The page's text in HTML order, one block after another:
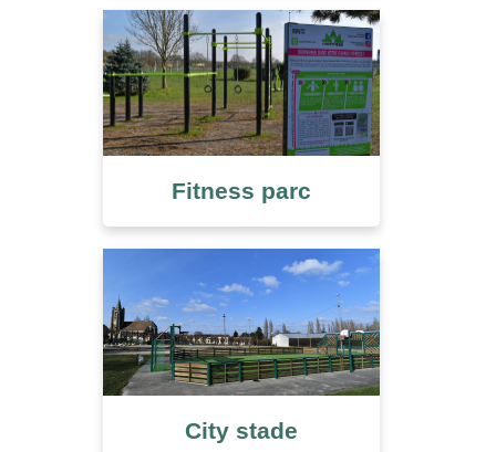
Fitness parc
City stade